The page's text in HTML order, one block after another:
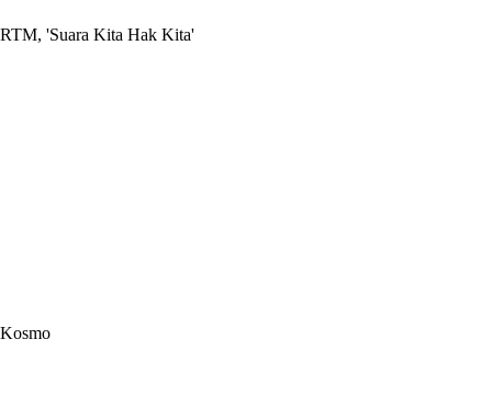
RTM, 'Suara Kita Hak Kita'
Kosmo